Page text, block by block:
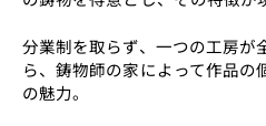
分業制を取らず、一つの工房が
ら、鋳物師の家によって作品
の魅力。